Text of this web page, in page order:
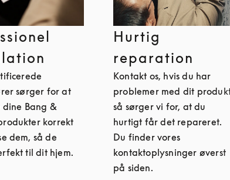
sørger for at
dine Bang &
korrekt
dem, så de
til dit hjem.
Hurtig
reparation
Kontakt os, hvis du har
problemer med dit
så sørger vi for, at du
hurtigt får det repareret.
Du finder vores
kontaktoplysninger øverst
på siden.